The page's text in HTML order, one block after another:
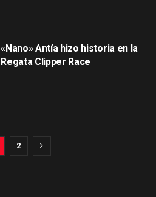
«Nano» Antía hizo historia en la
Regata Clipper Race
2